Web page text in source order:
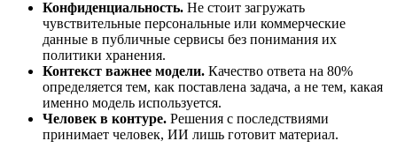
Конфиденциальность. Не стоит загружать
чувствительные персональные или коммерческие
данные в публичные сервисы без понимания их
политики хранения.
Контекст важнее модели. Качество ответа на 80%
определяется тем, как поставлена задача, а не тем, какая
именно модель используется.
Человек в контуре. Решения с последствиями
принимает человек, ИИ лишь готовит материал.